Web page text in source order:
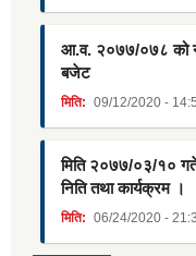
आ.व. २०७७/०७८ को
बजेट
मिति: 09/12/2020 -
मिति २०७७/०३/१०
निति तथा कार्यक्रम ।
मिति: 06/24/2020 -